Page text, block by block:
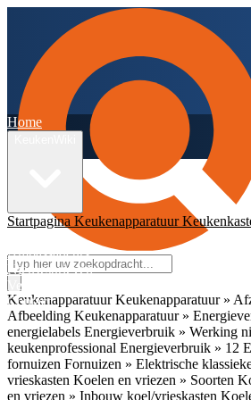
KeukenapparatuurKeukenapparatuur »
Afbeelding Keukenapparatuur »
energielabels Energieverbruik » Werking
keukenprofessional Energieverbruik » 12
fornuizen Fornuizen » Elektrische
vrieskasten Koelen en vriezen » Soorten
en vriezen » Inbouw koel/vrieskasten
Home
Startpagina Keukenapparatuur
Ambassadeurs
Nieuwsbrieven
Veelgestelde vragen
Contact